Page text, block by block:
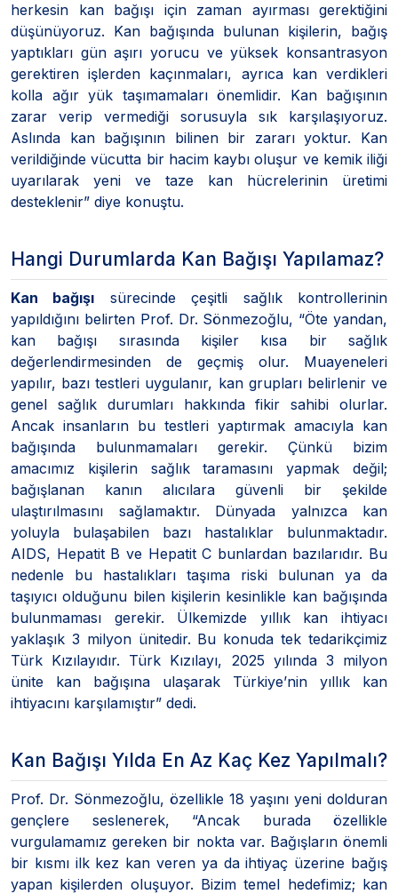
herkesin kan bağışı için zaman ayırması gerektiğini
düşünüyoruz. Kan bağışında bulunan kişilerin, bağış
yaptıkları gün aşırı yorucu ve yüksek konsantrasyon
gerektiren işlerden kaçınmaları, ayrıca kan verdikleri
kolla ağır yük taşımamaları önemlidir. Kan bağışının
zarar verip vermediği sorusuyla sık karşılaşıyoruz.
Aslında kan bağışının bilinen bir zararı yoktur. Kan
verildiğinde vücutta bir hacim kaybı oluşur ve kemik iliği
uyarılarak yeni ve taze kan hücrelerinin üretimi
desteklenir” diye konuştu.
Hangi Durumlarda Kan Bağışı Yapılamaz?
Kan bağışı sürecinde çeşitli sağlık kontrollerinin
yapıldığını belirten Prof. Dr. Sönmezoğlu, “Öte yandan,
kan bağışı sırasında kişiler kısa bir sağlık
değerlendirmesinden de geçmiş olur. Muayeneleri
yapılır, bazı testleri uygulanır, kan grupları belirlenir ve
genel sağlık durumları hakkında fikir sahibi olurlar.
Ancak insanların bu testleri yaptırmak amacıyla kan
bağışında bulunmamaları gerekir. Çünkü bizim
amacımız kişilerin sağlık taramasını yapmak değil;
bağışlanan kanın alıcılara güvenli bir şekilde
ulaştırılmasını sağlamaktır. Dünyada yalnızca kan
yoluyla bulaşabilen bazı hastalıklar bulunmaktadır.
AIDS, Hepatit B ve Hepatit C bunlardan bazılarıdır. Bu
nedenle bu hastalıkları taşıma riski bulunan ya da
taşıyıcı olduğunu bilen kişilerin kesinlikle kan bağışında
bulunmaması gerekir. Ülkemizde yıllık kan ihtiyacı
yaklaşık 3 milyon ünitedir. Bu konuda tek tedarikçimiz
Türk Kızılayıdır. Türk Kızılayı, 2025 yılında 3 milyon
ünite kan bağışına ulaşarak Türkiye’nin yıllık kan
ihtiyacını karşılamıştır” dedi.
Kan Bağışı Yılda En Az Kaç Kez Yapılmalı?
Prof. Dr. Sönmezoğlu, özellikle 18 yaşını yeni dolduran
gençlere seslenerek, “Ancak burada özellikle
vurgulamamız gereken bir nokta var. Bağışların önemli
bir kısmı ilk kez kan veren ya da ihtiyaç üzerine bağış
yapan kişilerden oluşuyor. Bizim temel hedefimiz; kan